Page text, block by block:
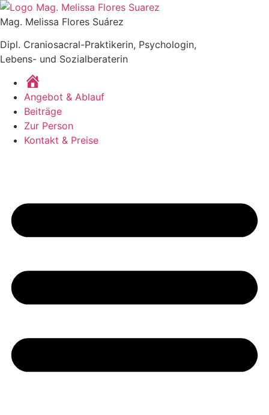
Zum
Inhalt
Mag. Melissa Flores Suárez
Dipl. Craniosacral-Praktikerin, Psychologin,
Lebens- und Sozialberaterin
Angebot & Ablauf
Beiträge
Zur Person
Kontakt & Preise